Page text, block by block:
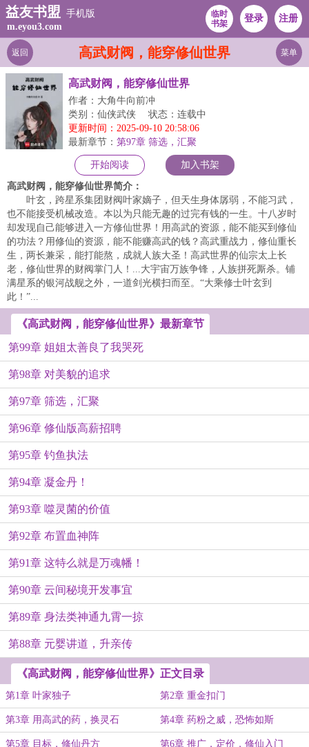
益友书盟 手机版
m.eyou3.com
临时
书架
登录 注册
高武财阀，能穿修仙世界
返回 菜单
高武财阀，能穿修仙世界
作者：大角牛向前冲
类别：仙侠武侠
状态：连载中
更新时间：2025-09-10 20:58:06
最新章节： 第97章 筛选，汇聚
开始阅读 加入书架
高武财阀，能穿修仙世界简介：
叶玄，跨星系集团财阀叶家嫡子，但天生身体孱弱，不能习武，
也不能接受机械改造。本以为只能无趣的过完有钱的一生。十八岁时
却发现自己能够进入一方修仙世界！用高武的资源，能不能买到修仙
的功法？用修仙的资源，能不能赚高武的钱？高武重战力，修仙重长
生，两长兼采，能打能熬，成就人族大圣！高武世界的仙宗太上长
老，修仙世界的财阀掌门人！...大宇宙万族争锋，人族拼死厮杀。铺
满星系的银河战舰之外，一道剑光横扫而至。“大乘修士叶玄到
此！”...
《高武财阀，能穿修仙世界》最新章节
第99章 姐姐太善良了我哭死
第98章 对美貌的追求
第97章 筛选，汇聚
第96章 修仙版高薪招聘
第95章 钓鱼执法
第94章 凝金丹！
第93章 噬灵菌的价值
第92章 布置血神阵
第91章 这特么就是万魂幡！
第90章 云间秘境开发事宜
第89章 身法类神通九霄一掠
第88章 元婴讲道，升亲传
《高武财阀，能穿修仙世界》正文目录
第1章 叶家独子 第2章 重金扣门
第3章 用高武的药，换灵石 第4章 药粉之威，恐怖如斯
第5章 目标，修仙丹方 第6章 推广，定价，修仙入门